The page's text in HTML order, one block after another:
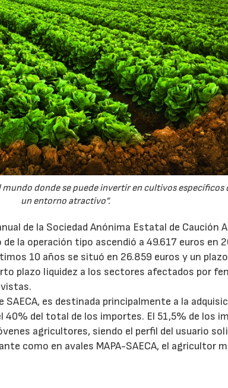
mundo donde se puede invertir en cultivos
un entorno atractivo”.
de la Sociedad Anónima Estatal de Caución
de la operación tipo ascendió a 49.617 euros en
10 años se situó en 26.859 euros y un
plazo liquidez a los sectores afectados por
es destinada principalmente a la
40% del total de los importes. El 51,5% de los
agricultores, siendo el perfil del usuario
como en avales MAPA-SAECA, el agricultor
22/07/2026